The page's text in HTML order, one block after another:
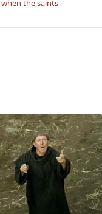
when the saints